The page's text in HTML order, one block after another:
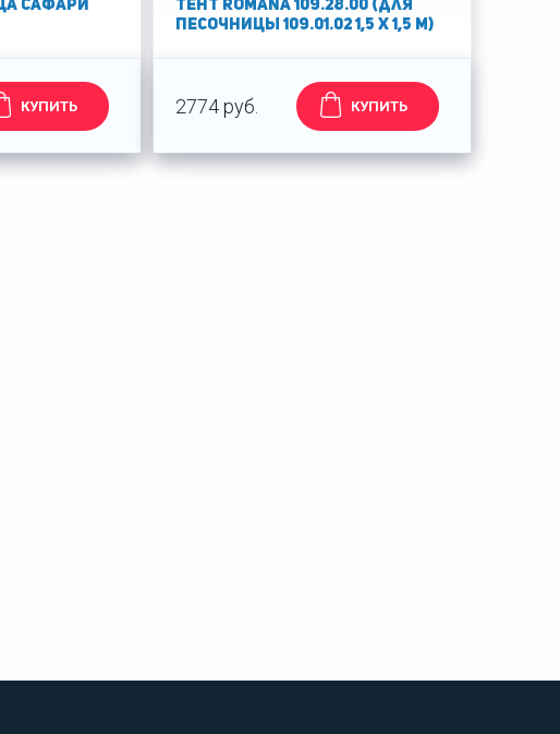
Сафари
КУПИТЬ
Тент Romana 109.28.00 (для
песочницы 109.01.02 1,5 x 1,5 м)
2774 руб. КУПИТЬ